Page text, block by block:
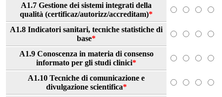
A1.7 Gestione dei sistemi integrati della
qualità (certificaz/autorizz/accreditam)*
A1.8 Indicatori sanitari, tecniche statistiche di
base*
A1.9 Conoscenza in materia di consenso
informato per gli studi clinici*
A1.10 Tecniche di comunicazione e
divulgazione scientifica*